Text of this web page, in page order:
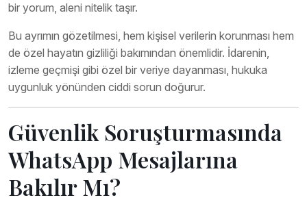
bir yorum, aleni nitelik taşır.
Bu ayrımın gözetilmesi, hem kişisel verilerin korunması hem
de özel hayatın gizliliği bakımından önemlidir. İdarenin,
izleme geçmişi gibi özel bir veriye dayanması, hukuka
uygunluk yönünden ciddi sorun doğurur.
Güvenlik Soruşturmasında
WhatsApp Mesajlarına
Bakılır Mı?